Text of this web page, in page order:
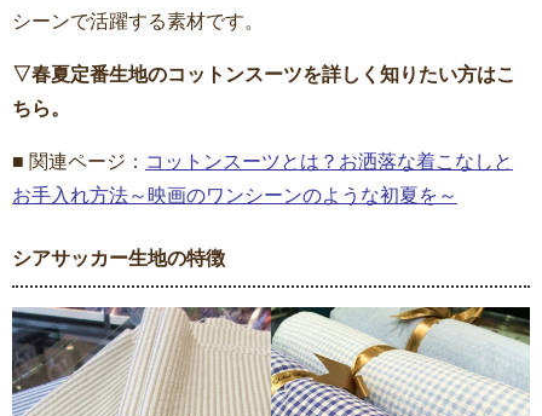
シーンで活躍する素材です。
▽春夏定番生地のコットンスーツを詳しく知りたい方はこ
ちら。
■ 関連ページ： コットンスーツとは？お洒落な着こなしと
お手入れ方法～映画のワンシーンのような初夏を～
シアサッカー生地の特徴